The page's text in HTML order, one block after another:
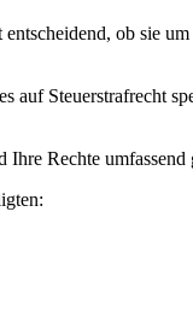
ob sie
Steuerstrafrecht
Rechte